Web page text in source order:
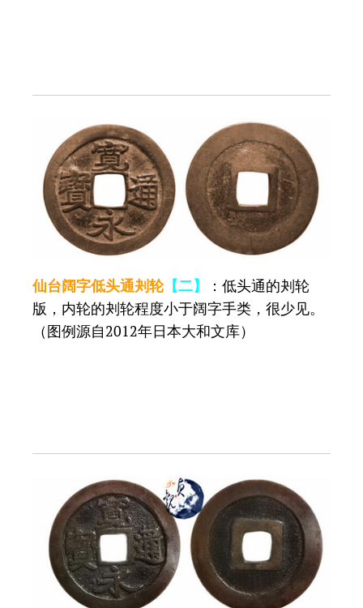
仙台阔字低头通刔轮【二】
：低头通的刔轮
版，内轮的刔轮程度小于阔字手类，很少见。
（图例源自2012年日本大和文库）